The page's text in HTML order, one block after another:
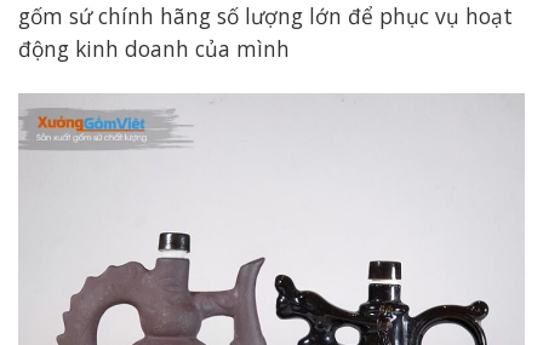
gốm sứ chính hãng số lượng lớn để phục vụ hoạt
động kinh doanh của mình